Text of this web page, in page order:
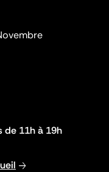
de 11h à 19h